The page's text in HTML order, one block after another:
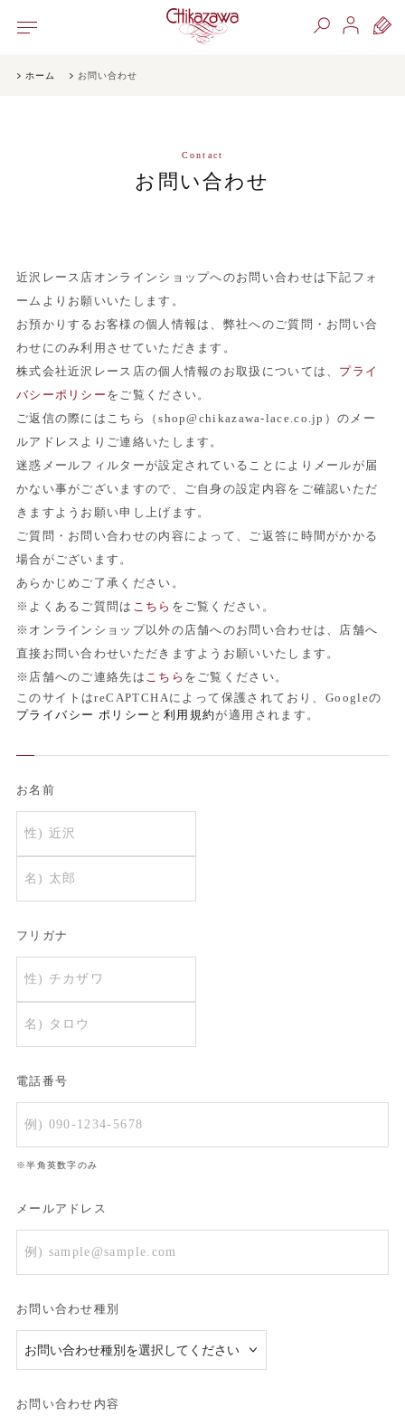
ホーム お問い合わせ
Contact
お問い合わせ
近沢レース店オンラインショップへのお問い合わせは下記フォ
ームよりお願いいたします。
お預かりするお客様の個人情報は、弊社へのご質問・お問い合
わせにのみ利用させていただきます。
株式会社近沢レース店の個人情報のお取扱については、 プライ
バシーポリシー をご覧ください。
ご返信の際にはこちら（shop@chikazawa-lace.co.jp）のメー
ルアドレスよりご連絡いたします。
迷惑メールフィルターが設定されていることによりメールが届
かない事がございますので、ご自身の設定内容をご確認いただ
きますようお願い申し上げます。
ご質問・お問い合わせの内容によって、ご返答に時間がかかる
場合がございます。
あらかじめご了承ください。
※よくあるご質問は こちら をご覧ください。
※オンラインショップ以外の店舗へのお問い合わせは、店舗へ
直接お問い合わせいただきますようお願いいたします。
※店舗へのご連絡先は こちら をご覧ください。
このサイトはreCAPTCHAによって保護されており、Googleの
プライバシー ポリシー と 利用規約が適用されます。
お名前
フリガナ
電話番号
※半角英数字のみ
メールアドレス
お問い合わせ種別
お問い合わせ内容